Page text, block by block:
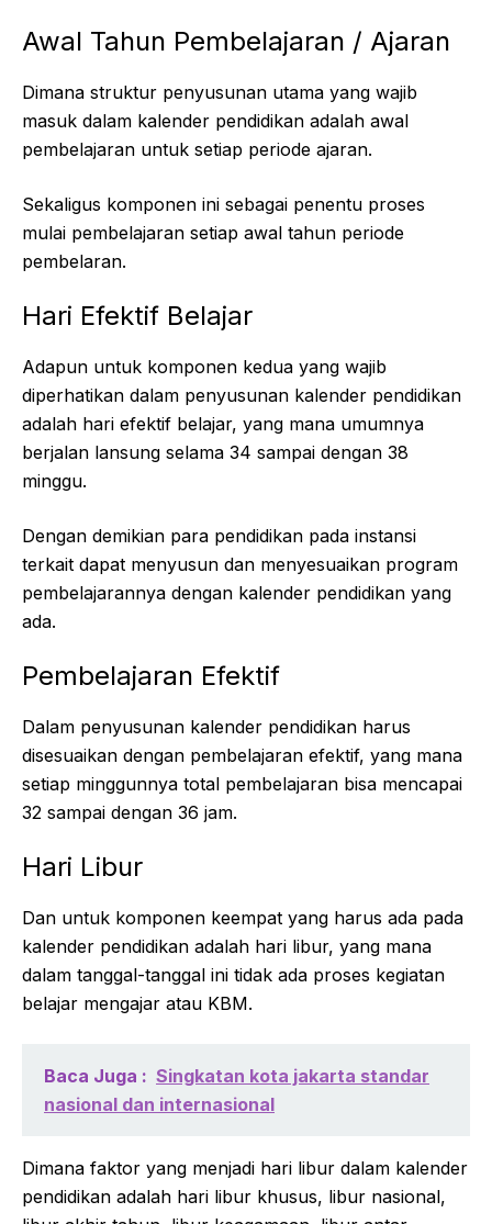
Awal Tahun Pembelajaran / Ajaran
Dimana struktur penyusunan utama yang wajib
masuk dalam kalender pendidikan adalah awal
pembelajaran untuk setiap periode ajaran.
Sekaligus komponen ini sebagai penentu proses
mulai pembelajaran setiap awal tahun periode
pembelaran.
Hari Efektif Belajar
Adapun untuk komponen kedua yang wajib
diperhatikan dalam penyusunan kalender pendidikan
adalah hari efektif belajar, yang mana umumnya
berjalan lansung selama 34 sampai dengan 38
minggu.
Dengan demikian para pendidikan pada instansi
terkait dapat menyusun dan menyesuaikan program
pembelajarannya dengan kalender pendidikan yang
ada.
Pembelajaran Efektif
Dalam penyusunan kalender pendidikan harus
disesuaikan dengan pembelajaran efektif, yang mana
setiap minggunnya total pembelajaran bisa mencapai
32 sampai dengan 36 jam.
Hari Libur
Dan untuk komponen keempat yang harus ada pada
kalender pendidikan adalah hari libur, yang mana
dalam tanggal-tanggal ini tidak ada proses kegiatan
belajar mengajar atau KBM.
Baca Juga : Singkatan kota jakarta standar
nasional dan internasional
Dimana faktor yang menjadi hari libur dalam kalender
pendidikan adalah hari libur khusus, libur nasional,